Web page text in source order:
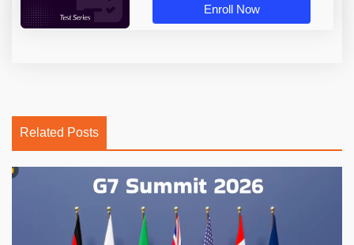
Enroll Now
Related Posts